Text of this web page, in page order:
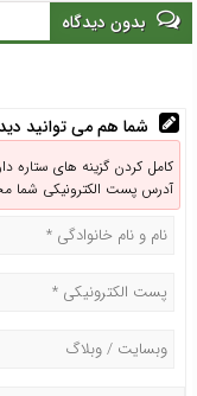
بدون دیدگاه
شما هم می توانید
کامل کردن گزینه های ستاره
آدرس پست الکترونیکی شما